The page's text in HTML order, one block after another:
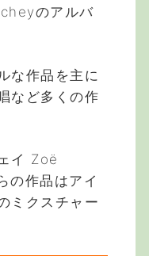
のアルバ
な作品を主に
など多くの作
イ Zoë
の作品はアイ
ミクスチャー